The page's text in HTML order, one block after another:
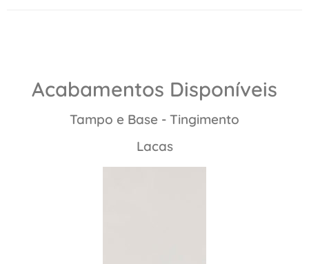
Acabamentos Disponíveis
Tampo e Base - Tingimento
Lacas